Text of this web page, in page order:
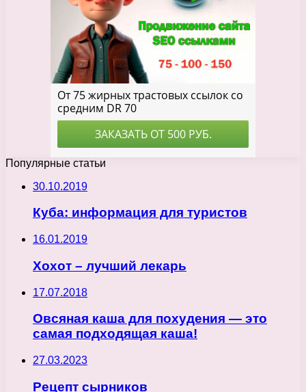
Популярные статьи
30.10.2019
Куба: информация для туристов
16.01.2019
Хохот – лучший лекарь
17.07.2018
Овсяная каша для похудения — это
самая подходящая каша!
27.03.2023
Рецепт сырников